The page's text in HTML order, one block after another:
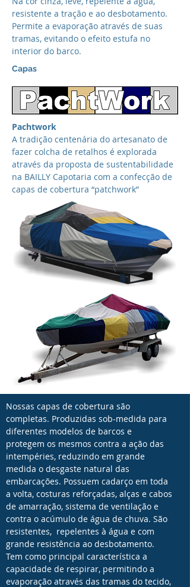
resistente a tração e ao desbotamento.
Permite a evaporação através de suas
tramas, evitando o efeito estufa no
interior do barco.
Capas
Pachtwork
A tradição centenária do artesanato de
fazer colcha de retalhos é explorada
através da proposta de sustentabilidade
na BAILLY Capotaria com a confecção de
capas de cobertura “patchwork”
Nossas capas de cobertura são
completas. Produzidas sob-medida para
diferentes modelos de barcos e
protegem os mesmos contra a ação das
intempéries, reduzindo em grande
medida o desgaste natural das
embarcações. Possuem cadarço em toda
a volta, costuras reforçadas, alças e cabos
de amarração, sistema de ventilação e
contra o acúmulo de água de chuva. São
resistentes, repelentes à água e com
grande resistência ao desbotamento.
Tem como principal característica a
capacidade de respirar, permitindo a
evaporação através das tramas do tecido,